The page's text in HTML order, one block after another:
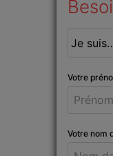
Votre
Votre nom